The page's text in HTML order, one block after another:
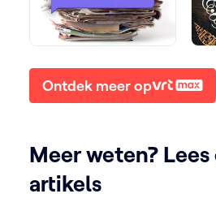
Ontdek meer op
Meer weten?
artikels